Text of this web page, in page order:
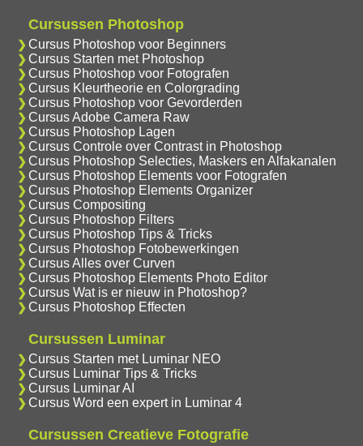
Cursussen Photoshop
Cursus Photoshop voor Beginners
Cursus Starten met Photoshop
Cursus Photoshop voor Fotografen
Cursus Kleurtheorie en Colorgrading
Cursus Photoshop voor Gevorderden
Cursus Adobe Camera Raw
Cursus Photoshop Lagen
Cursus Controle over Contrast in Photoshop
Cursus Photoshop Selecties, Maskers en Alfakanalen
Cursus Photoshop Elements voor Fotografen
Cursus Photoshop Elements Organizer
Cursus Compositing
Cursus Photoshop Filters
Cursus Photoshop Tips & Tricks
Cursus Photoshop Fotobewerkingen
Cursus Alles over Curven
Cursus Photoshop Elements Photo Editor
Cursus Wat is er nieuw in Photoshop?
Cursus Photoshop Effecten
Cursussen Luminar
Cursus Starten met Luminar NEO
Cursus Luminar Tips & Tricks
Cursus Luminar AI
Cursus Word een expert in Luminar 4
Cursussen Creatieve Fotografie